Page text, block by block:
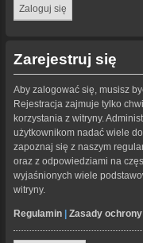
Zarejestruj się
Aby zalogować się, musisz
Rejestracja zajmuje tylko
korzystania z witryny.
użytkownikom nadać wiele
zapoznaj się z naszym
oraz z odpowiedziami na
wyjaśnionych wiele
witryny.
Regulamin Zasady